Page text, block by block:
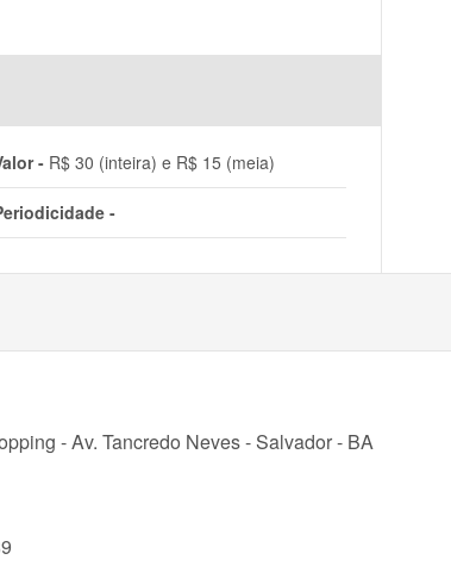
-R$ 30 (inteira) e R$ 15 (meia)
-
- Av. Tancredo Neves - Salvador - BA